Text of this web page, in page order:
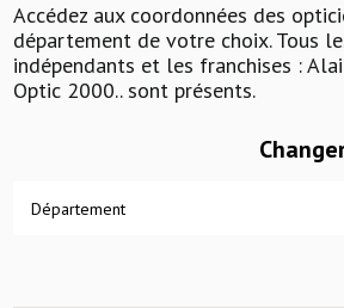
Accédez aux coordonnées des
département de votre choix. Tous
indépendants et les franchises :
Optic 2000.. sont présents.
Département